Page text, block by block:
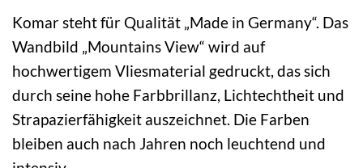
Komar steht für Qualität „Made in Germany“. Das
Wandbild „Mountains View“ wird auf
hochwertigem Vliesmaterial gedruckt, das sich
durch seine hohe Farbbrillanz, Lichtechtheit und
Strapazierfähigkeit auszeichnet. Die Farben
bleiben auch nach Jahren noch leuchtend und